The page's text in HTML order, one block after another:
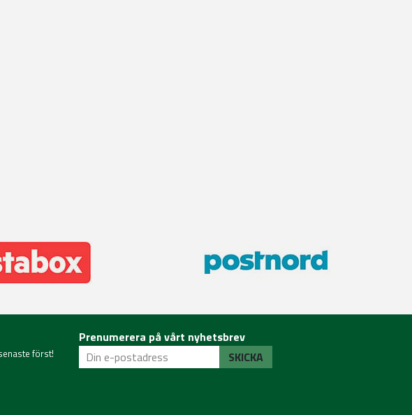
först!
Prenumerera på vårt nyhetsbrev
SKICKA